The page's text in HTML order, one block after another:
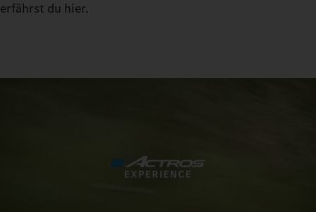
erfährst du hier.